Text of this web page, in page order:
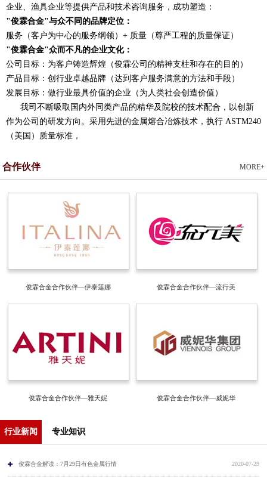
企业、渔具企业等提供产品和技术咨询服务，成功塑造：
"俊霖合金"与众不同的品牌定位：
服务（客户为中心的服务纲领）+ 质量（尊严工程的质量保证）
"俊霖合金"众而不凡的企业文化：
公司目标：为客户铸造辉煌（俊霖公司的精神支柱和存在的目的）
产品目标：创行业卓越品牌（达到客户服务满意的方法和手段）
发展目标：做行业最具价值的企业（为人类社会创造价值）
我司不断吸取国内外同类产品的精华及院校的技术配合，以创新
作为公司的研发方向。采用先进的金属熔合冶炼技术，执行 ASTM240
（美国）质量标准，
MORE+
合作伙伴
俊霖合金合作伙伴—伊泰莲娜 俊霖合金合作伙伴—流行美
俊霖合金合作伙伴—雅天妮 俊霖合金合作伙伴—威妮华
行业新闻 专业知识
2020-07-29
俊霖合金解读：7月29日有色金属行情